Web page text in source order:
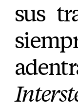
sus